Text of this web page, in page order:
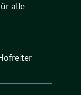
alle